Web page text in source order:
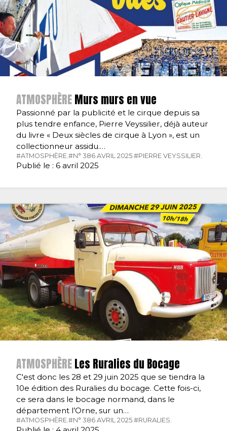
ATMOSPHÈREMurs murs en vue
Passionné par la publicité et le cirque depuis sa
plus tendre enfance, Pierre Veyssilier, déjà auteur
du livre « Deux siècles de cirque à Lyon », est un
collectionneur assidu.…
#ATMOSPHÈRE.#N° 386 AVRIL 2025.#PIERRE VEYSSILIER.
Publié le : 6 avril 2025
ATMOSPHÈRELes Ruralies du Bocage
C'est donc les 28 et 29 juin 2025 que se tiendra la
10e édition des Ruralies du bocage. Cette fois-ci,
ce sera dans le bocage normand, dans le
département l’Orne, sur un…
#ATMOSPHÈRE.#N° 386 AVRIL 2025.#RURALIES.